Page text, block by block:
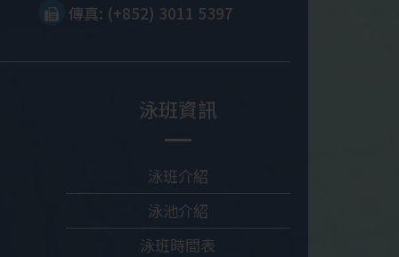
傳真: (+852) 3011 5397
泳班資訊
泳班介紹
泳池介紹
泳班時間表